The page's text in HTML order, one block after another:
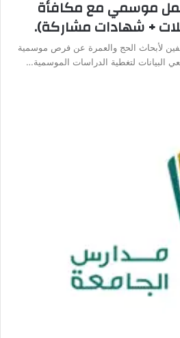
موسمي مع مكافأة
+ شهادات مشاركة).
لأبحاث الحج والعمرة عن فرص موسمية
لتغطية الدراسات الموسمية…